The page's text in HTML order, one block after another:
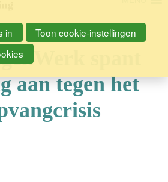
spant
aan tegen het
in
Toon cookie-instellingen